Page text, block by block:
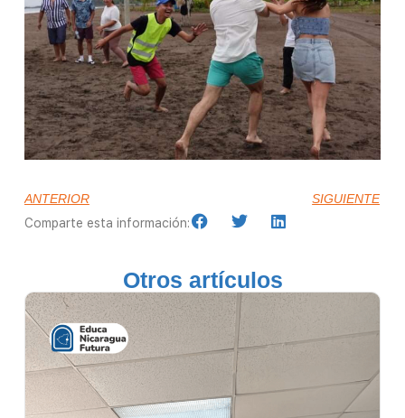
ANTERIOR
SIGUIENTE
Comparte esta información:
Otros artículos